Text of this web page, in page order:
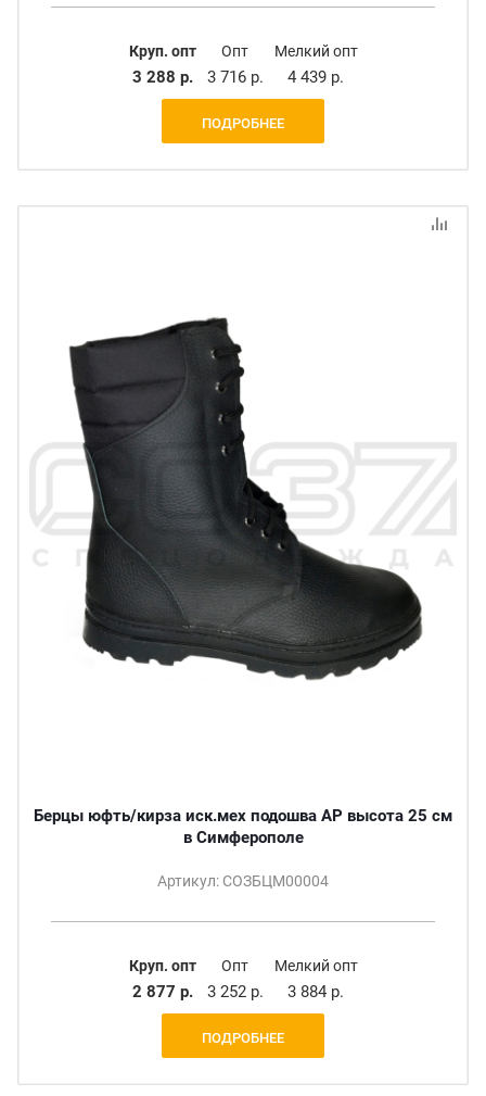
Круп. опт
3 288 р.
Опт
3 716 р.
Мелкий опт
4 439 р.
ПОДРОБНЕЕ
Берцы юфть/кирза иск.мех подошва АР высота 25 см
в Симферополе
Артикул: СОЗБЦМ00004
Круп. опт
2 877 р.
Опт
3 252 р.
Мелкий опт
3 884 р.
ПОДРОБНЕЕ